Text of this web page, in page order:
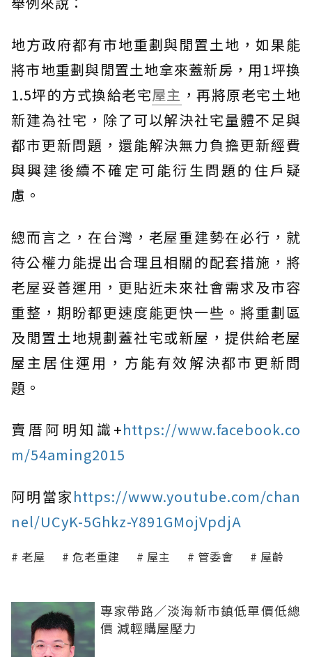
地方政府都有市地重劃與閒置土地，如果能
將市地重劃與閒置土地拿來蓋新房，用1坪換
1.5坪的方式換給老宅屋主 ，再將原老宅土地
新建為社宅，除了可以解決社宅量體不足與
都市更新問題，還能解決無力負擔更新經費
與興建後續不確定可能衍生問題的住戶疑
慮。
總而言之，在台灣，老屋重建勢在必行，就
待公權力能提出合理且相關的配套措施，將
老屋妥善運用，更貼近未來社會需求及市容
重整，期盼都更速度能更快一些。將重劃區
及閒置土地規劃蓋社宅或新屋，提供給老屋
屋主居住運用，方能有效解決都市更新問
題。
賣厝阿明知識+https://www.facebook.co
m/54aming2015
阿明當家https://www.youtube.com/chan
nel/UCyK-5Ghkz-Y891GMojVpdjA
老屋 危老重建 屋主 管委會 屋齡
專家帶路／淡海新市鎮低單價低總
價 減輕購屋壓力